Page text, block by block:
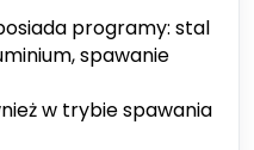
programy: stal
spawanie
w trybie spawania